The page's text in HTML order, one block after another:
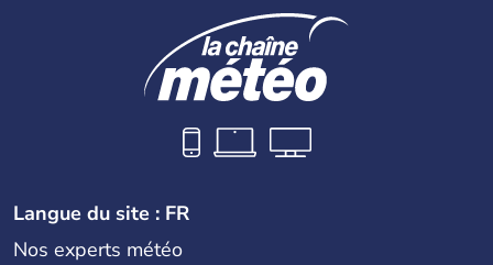
Langue du site : FR
Nos experts météo